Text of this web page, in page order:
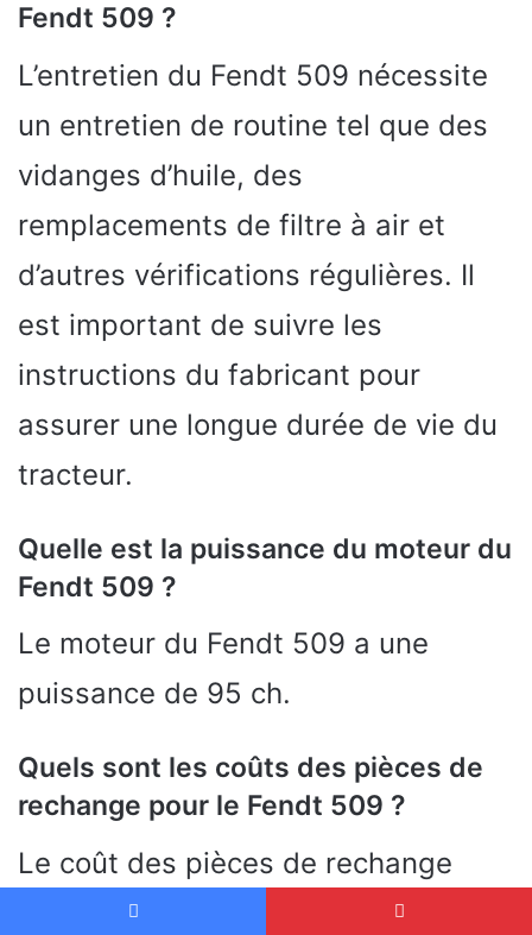
Fendt 509 ?
L’entretien du Fendt 509 nécessite
un entretien de routine tel que des
vidanges d’huile, des
remplacements de filtre à air et
d’autres vérifications régulières. Il
est important de suivre les
instructions du fabricant pour
assurer une longue durée de vie du
tracteur.
Quelle est la puissance du moteur du
Fendt 509 ?
Le moteur du Fendt 509 a une
puissance de 95 ch.
Quels sont les coûts des pièces de
rechange pour le Fendt 509 ?
Le coût des pièces de rechange
pour le Fendt 509 est relativement